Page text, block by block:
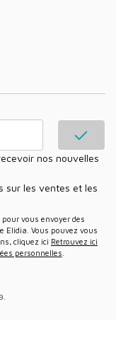
sur les ventes et les
Elidia. Vous pouvez vous
cliquez ici Retrouvez ici
personnelles